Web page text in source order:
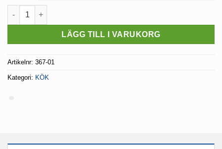
LED BÄNKBELYSNING INTEGRA mängd
LÄGG TILL I VARUKORG
Artikelnr: 367-01
Kategori: KÖK